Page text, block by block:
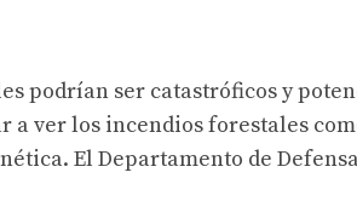
podrían ser catastróficos y
a ver los incendios forestales
El Departamento de